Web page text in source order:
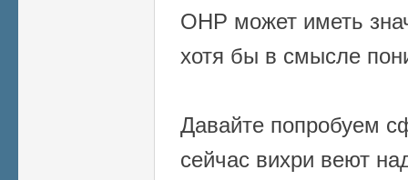
ОНР может иметь
хотя бы в смысле
Давайте попробуем
сейчас вихри веют